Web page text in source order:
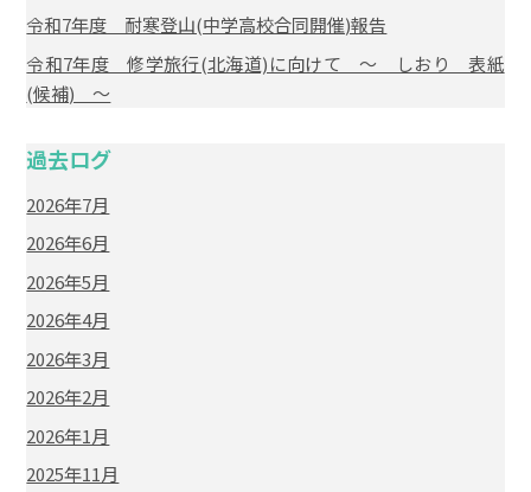
令和7年度 耐寒登山(中学高校合同開催)報告
令和7年度 修学旅行(北海道)に向けて ～ しおり 表紙
(候補) ～
過去ログ
2026年7月
2026年6月
2026年5月
2026年4月
2026年3月
2026年2月
2026年1月
2025年11月